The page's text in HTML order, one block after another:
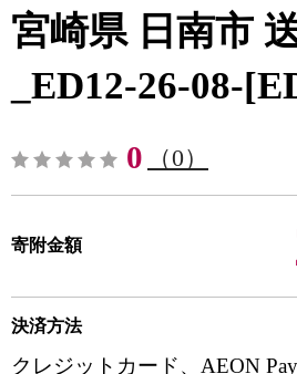
宮崎県 日南市
_ED12-26-08-
0 （0）
寄附金額
決済方法
クレジットカード、AEON